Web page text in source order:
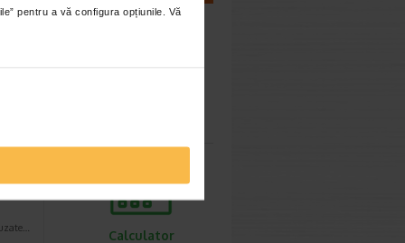
pentru a vă configura opțiunile. Vă
preț
Calculator